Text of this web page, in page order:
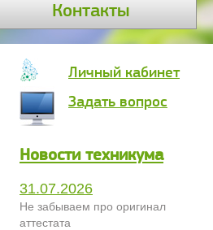
Контакты
Личный кабинет
Задать вопрос
Новости техникума
31.07.2026
Не забываем про оригинал
аттестата